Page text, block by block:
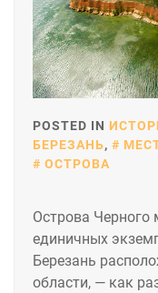
POSTED IN
БЕРЕЗАНЬ,
ОСТРОВА
Острова Черного
единичных
Березань
области, — как